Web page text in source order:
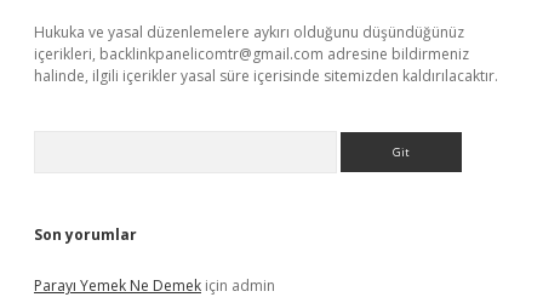
Hukuka ve yasal düzenlemelere aykırı olduğunu düşündüğünüz
içerikleri, backlinkpanelicomtr@gmail.com adresine bildirmeniz
halinde, ilgili içerikler yasal süre içerisinde sitemizden kaldırılacaktır.
Son yorumlar
Parayı Yemek Ne Demek için admin